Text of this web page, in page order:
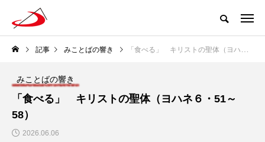
記事 みことばの響き 「食べる」 キリストの聖体（ヨハネ６・51～58）
みことばの響き
「食べる」 キリストの聖体（ヨハネ６・51～
58）
2026.06.06